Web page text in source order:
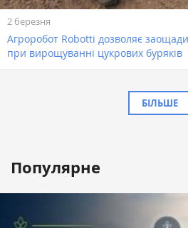
2 березня
Агроробот Robotti дозволяє
при вирощуванні цукрових буряків
БІЛЬШЕ
Популярне